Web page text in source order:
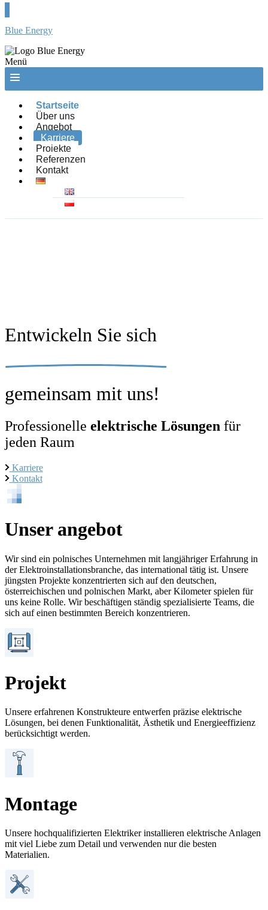
Blue Energy
Menü
Startseite
Über uns
Angebot
Karriere
Projekte
Referenzen
Kontakt
Entwickeln Sie sich
gemeinsam mit uns!
Professionelle elektrische Lösungen für
jeden Raum
Karriere
Kontakt
Unser angebot
Wir sind ein polnisches Unternehmen mit langjähriger Erfahrung in
der Elektroinstallationsbranche, das international tätig ist. Unsere
jüngsten Projekte konzentrierten sich auf den deutschen,
österreichischen und polnischen Markt, aber Kilometer spielen für
uns keine Rolle. Wir beschäftigen ständig spezialisierte Teams, die
sich auf einen bestimmten Bereich konzentrieren.
Projekt
Unsere erfahrenen Konstrukteure entwerfen präzise elektrische
Lösungen, bei denen Funktionalität, Ästhetik und Energieeffizienz
berücksichtigt werden.
Montage
Unsere hochqualifizierten Elektriker installieren elektrische Anlagen
mit viel Liebe zum Detail und verwenden nur die besten
Materialien.